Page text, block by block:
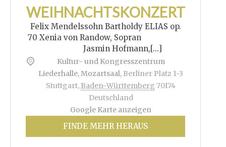
WEIHNACHTSKONZERT
Felix Mendelssohn Bartholdy ELIAS op.
70 Xenia von Randow, Sopran
Jasmin Hofmann,[...]
Kultur- und Kongresszentrum
Liederhalle, Mozartsaal, Berliner Platz 1-3
Stuttgart, Baden-Württemberg 70174
Deutschland
Google Karte anzeigen
FINDE MEHR HERAUS